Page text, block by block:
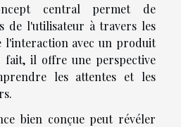
central permet de
de l'utilisateur à travers les
l'interaction avec un produit
fait, il offre une perspective
les attentes et les
bien conçue peut révéler